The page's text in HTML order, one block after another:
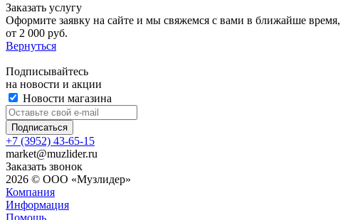
Заказать услугу
Оформите заявку на сайте и мы свяжемся с вами в ближайше
от 2 000 руб.
Вернуться
Подписывайтесь
на новости и акции
Новости магазина
+7 (3952) 43-65-15
market@muzlider.ru
Заказать звонок
2026 © ООО «Музлидер»
Компания
Информация
Помощь